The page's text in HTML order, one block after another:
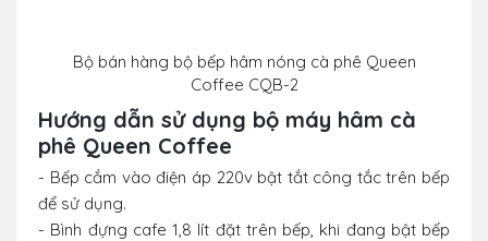
Bộ bán hàng bộ bếp hâm nóng cà phê Queen
Coffee CQB-2
Hướng dẫn sử dụng bộ máy hâm cà
phê Queen Coffee
- Bếp cắm vào điện áp 220v bật tắt công tắc trên bếp
để sử dụng.
- Bình đựng cafe 1,8 lít đặt trên bếp, khi đang bật bếp